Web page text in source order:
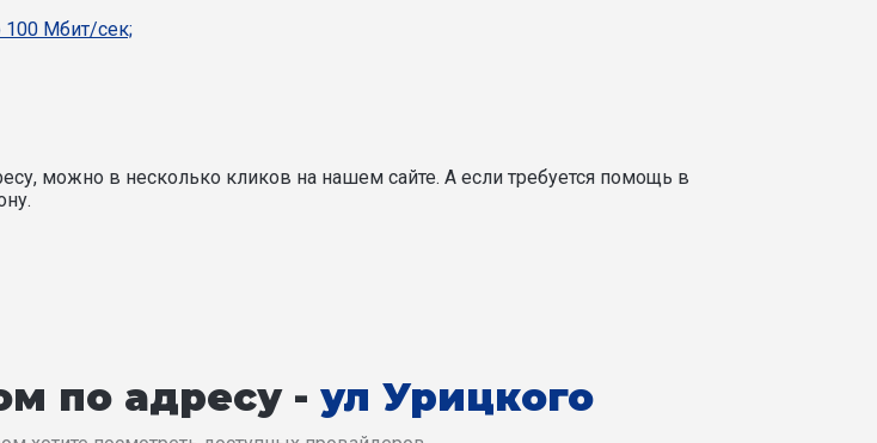
100 Мбит/сек;
можно в несколько кликов на нашем сайте. А если требуется помощь в
по адресу - ул Урицкого